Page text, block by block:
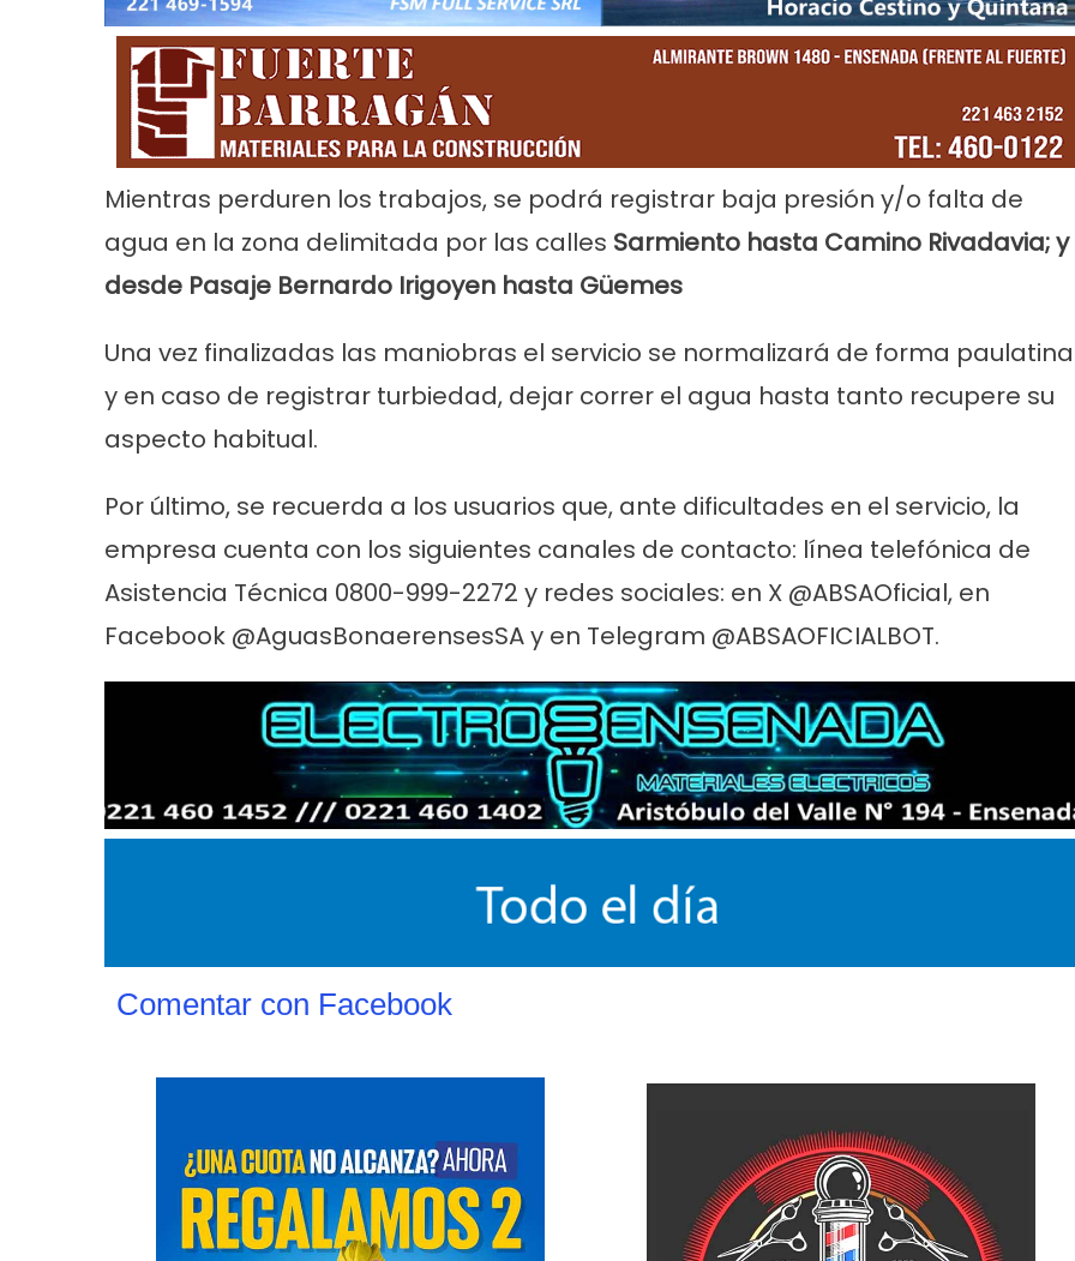
Mientras perduren los trabajos, se podrá registrar baja presión y/o falta de
agua en la zona delimitada por las calles Sarmiento hasta Camino Rivadavia; y
desde Pasaje Bernardo Irigoyen hasta Güemes
Una vez finalizadas las maniobras el servicio se normalizará de forma paulatina
y en caso de registrar turbiedad, dejar correr el agua hasta tanto recupere su
aspecto habitual.
Por último, se recuerda a los usuarios que, ante dificultades en el servicio, la
empresa cuenta con los siguientes canales de contacto: línea telefónica de
Asistencia Técnica 0800-999-2272 y redes sociales: en X @ABSAOficial, en
Facebook @AguasBonaerensesSA y en Telegram @ABSAOFICIALBOT.
Comentar con Facebook